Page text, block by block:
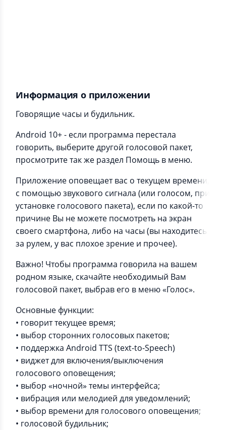
Информация о приложении
Говорящие часы и будильник.
Android 10+ - если программа перестала
говорить, выберите другой голосовой пакет,
просмотрите так же раздел Помощь в меню.
Приложение оповещает вас о текущем времени,
с помощью звукового сигнала (или голосом, при
установке голосового пакета), если по какой-то
причине Вы не можете посмотреть на экран
своего смартфона, либо на часы (вы находитесь
за рулем, у вас плохое зрение и прочее).
Важно! Чтобы программа говорила на вашем
родном языке, скачайте необходимый Вам
голосовой пакет, выбрав его в меню «Голос».
Основные функции:
• говорит текущее время;
• выбор сторонних голосовых пакетов;
• поддержка Android TTS (text-to-Speech)
• виджет для включения/выключения
голосового оповещения;
• выбор «ночной» темы интерфейса;
• вибрация или мелодией для уведомлений;
• выбор времени для голосового оповещения;
• голосовой будильник;